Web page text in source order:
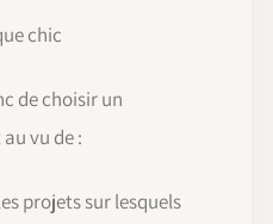
chic
de choisir un
vu de :
projets sur lesquels